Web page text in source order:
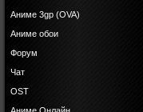
Аниме 3gp (OVA)
Аниме обои
Форум
Чат
OST